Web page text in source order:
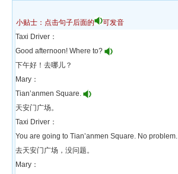
小贴士：点击句子后面的
可发音
Taxi Driver：
Good afternoon! Where to?
下午好！去哪儿？
Mary：
Tian’anmen Square.
天安门广场。
Taxi Driver：
You are going to Tian’anmen Square. No problem.
去天安门广场，没问题。
Mary：